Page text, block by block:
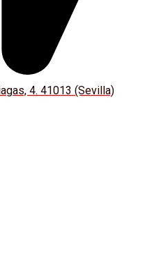
4. 41013 (Sevilla)